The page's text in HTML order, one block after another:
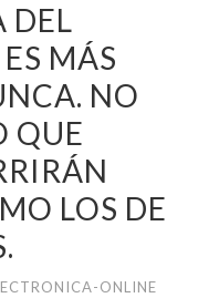
DEL
MÁS
NO
QUE
LOS DE
ONLINE